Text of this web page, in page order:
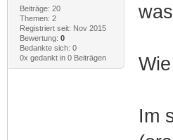
Beiträge: 20
Themen: 2
Registriert seit: Nov 2015
Bewertung: 0
Bedankte sich: 0
0x gedankt in 0 Beiträgen
Im